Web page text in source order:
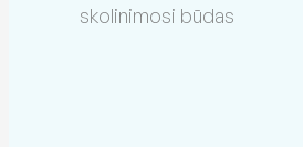
skolinimosi būdas